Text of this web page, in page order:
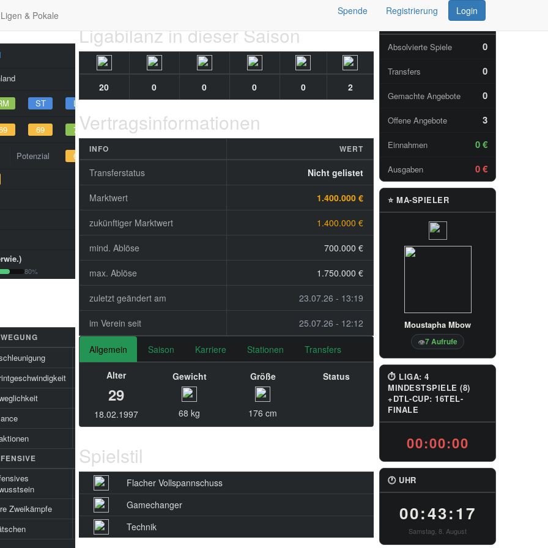
Ligen & Pokale Spende Registrierung Login
ST LF
69 71
Potenzial 69
80%
Zweikämpfe
Ligabilanz in dieser Saison
20 0 0 0 0 2
Vertragsinformationen
INFO WERT
Transferstatus Nicht gelistet
Marktwert 1.400.000 €
zukünftiger Marktwert 1.400.000 €
mind. Ablöse 700.000 €
max. Ablöse 1.750.000 €
zuletzt geändert am 23.07.26 - 13:19
im Verein seit 25.07.26 - 12:12
Allgemein Saison Karriere Stationen Transfers
Alter
29
18.02.1997
Gewicht
68 kg
Größe
176 cm
Status
Spielstil
Flacher Vollspannschuss
Gamechanger
Technik
📊 TAGESSTATISTIKEN
Absolvierte Spiele 0
Transfers 0
Gemachte Angebote 0
Offene Angebote 3
Einnahmen 0 €
Ausgaben 0 €
⭐ MA-SPIELER
Moustapha Mbow
👁7 Aufrufe
⏱ LIGA: 4
MINDESTSPIELE (8)
+DTL-CUP: 16TEL-
FINALE
00:00:00
🕐 UHR
00:43:17
Samstag, 8. August